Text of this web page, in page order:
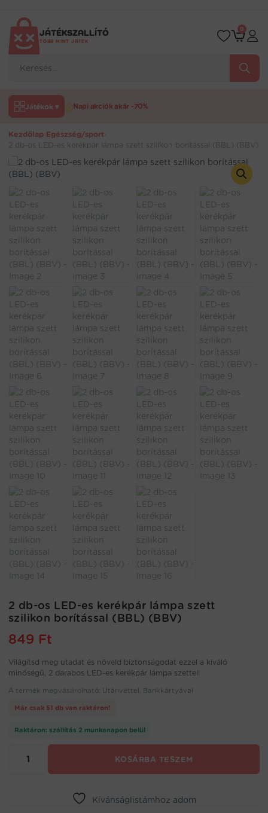
tartalomraJÁTÉKSZALLÍTÓ
TÖBB MINT JÁTÉK
search
0
Játékok ▾ Napi akciók akár -70%
Kezdőlap Egészség/sport
2 db-os LED-es kerékpár lámpa szett szilikon borítással (BBL) (BBV)
2 db-os LED-es kerékpár lámpa szett
szilikon borítással (BBL) (BBV)
849 Ft
Világítsd meg utadat és növeld biztonságodat ezzel a kiváló
minőségű, 2 darabos LED-es kerékpár lámpa szettel!
A termék megvásárolható: Utánvéttel, Bankkártyával
Már csak 51 db van raktáron!
Raktáron: szállítás 2 munkanapon belül
KOSÁRBA TESZEM
Kívánságlistámhoz adom